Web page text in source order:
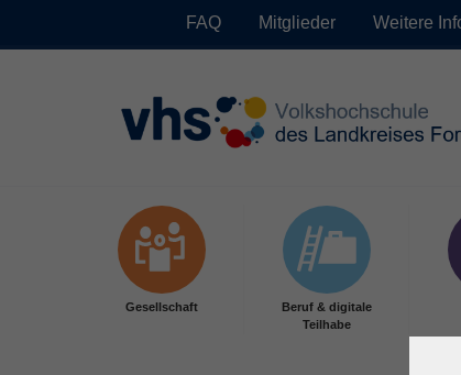
FAQ Mitglieder Weitere
Gesellschaft
Beruf & digitale
Teilhabe